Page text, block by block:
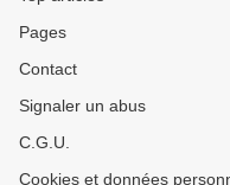
Pages
Contact
Signaler un abus
C.G.U.
Cookies et données